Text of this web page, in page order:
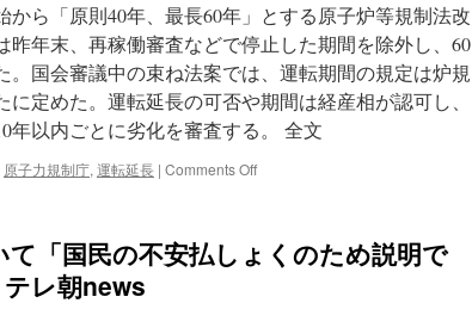
から「原則40年、最長60年」とする原子炉等規制法改
昨年末、再稼働審査などで停止した期間を除外し、60
国会審議中の束ね法案では、運転期間の規定は炉規
定めた。運転延長の可否や期間は経産相が認可し、
年以内ごとに劣化を審査する。 全文
原子力規制庁, 運転延長 | Comments Offon
ネ
「国民の不安払しょくのため説明で
レ朝news